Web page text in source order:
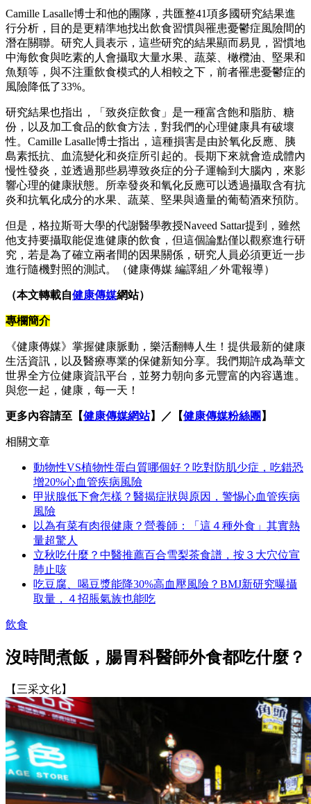
Camille Lasalle博士和他的團隊，共匯整41項多國研究結果進
行分析，目的是更精準地找出飲食習慣與罹患憂鬱症風險間的
潛在關聯。研究人員表示，這些研究的結果顯而易見，習慣地
中海飲食與吃素的人會攝取大量水果、蔬菜、橄欖油、堅果和
魚類等，與不注重飲食模式的人相較之下，前者罹患憂鬱症的
風險降低了33%。
研究結果也指出，「致炎症飲食」是一種富含飽和脂肪、糖
份，以及加工食品的飲食方法，對我們的心理健康具有破壞
性。Camille Lasalle博士指出，這種損害是由於氧化反應、胰
島素抵抗、血流變化和炎症所引起的。長期下來就會造成體內
慢性發炎，並透過那些易導致炎症的分子運輸到大腦內，來影
響心理的健康狀態。所幸發炎和氧化反應可以透過攝取含有抗
炎和抗氧化成分的水果、蔬菜、堅果與適量的葡萄酒來預防。
但是，格拉斯哥大學的代謝醫學教授Naveed Sattar提到，雖然
他支持要攝取能促進健康的飲食，但這個論點僅以觀察進行研
究，若是為了確立兩者間的因果關係，研究人員必須更近一步
進行隨機對照的測試。（健康傳媒 編譯組／外電報導）
（本文轉載自健康傳媒網站）
專欄簡介
《健康傳媒》掌握健康脈動，樂活翻轉人生！提供最新的健康
生活資訊，以及醫療專業的保健新知分享。我們期許成為華文
世界全方位健康資訊平台，並努力朝向多元豐富的內容邁進。
與您一起，健康，每一天！
更多內容請至【健康傳媒網站】／【健康傳媒粉絲團 】
相關文章
動物性VS植物性蛋白質哪個好？吃對防肌少症，吃錯恐
增20%心血管疾病風險
甲狀腺低下會怎樣？醫揭症狀與原因，警惕心血管疾病
風險
以為有菜有肉很健康？營養師：「這４種外食」其實熱
量超驚人
立秋吃什麼？中醫推薦百合雪梨茶食譜，按３大穴位宣
肺止咳
吃豆腐、喝豆漿能降30%高血壓風險？BMJ新研究曝攝
取量，４招脹氣族也能吃
飲食
沒時間煮飯，腸胃科醫師外食都吃什麼？
【三采文化】